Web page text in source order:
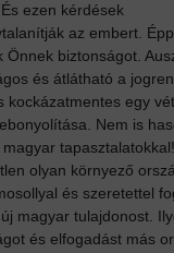
ezen kérdések
az embert.
Önnek biztonságot.
és átlátható a
kockázatmentes egy
Nem is
olyan környező
és szeretettel
magyar tulajdonost.
és elfogadást más